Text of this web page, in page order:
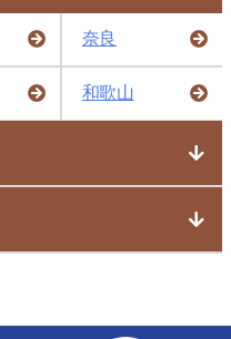
奈良
和歌山